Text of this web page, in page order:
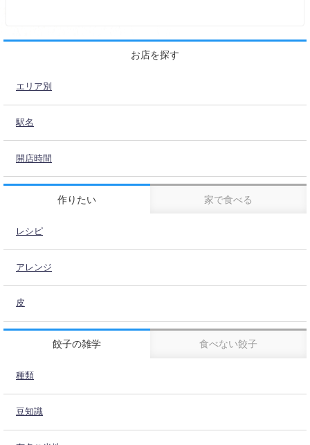
お店を探す
エリア別
駅名
開店時間
作りたい 家で食べる
レシピ
アレンジ
皮
餃子の雑学 食べない餃子
種類
豆知識